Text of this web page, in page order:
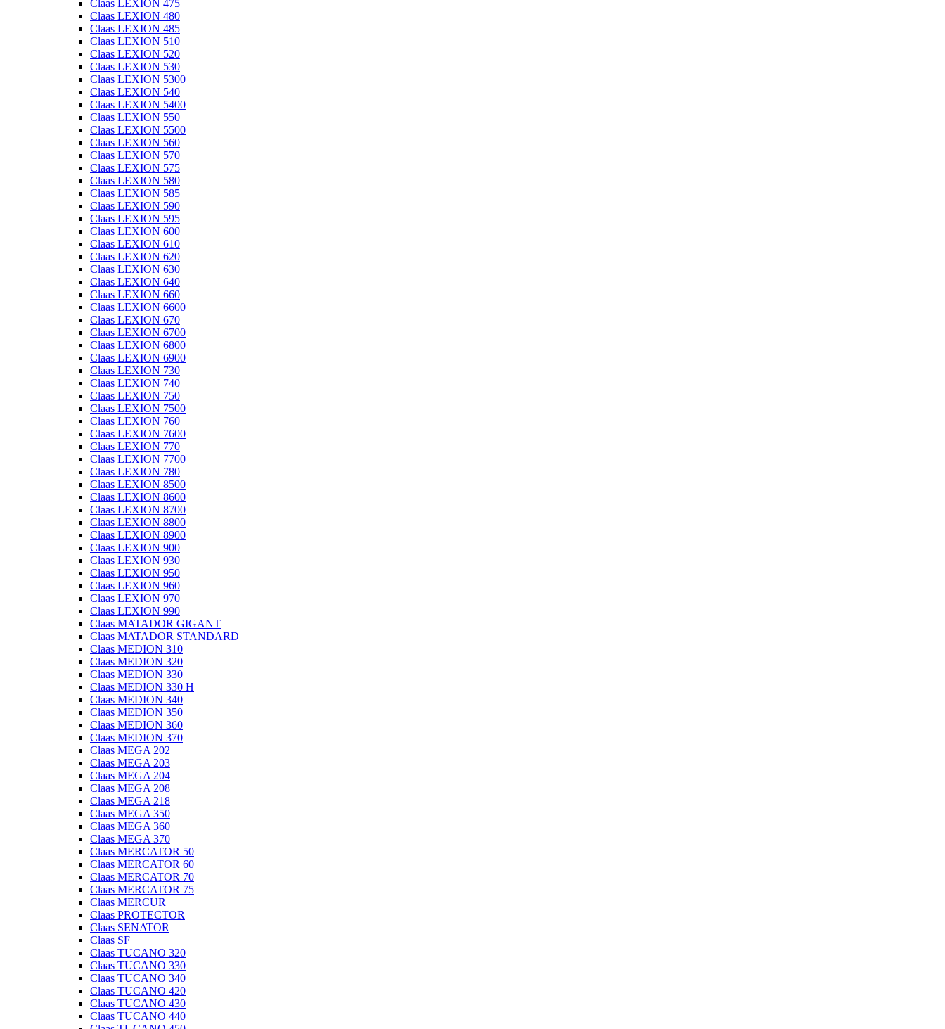
Claas LEXION 475
Claas LEXION 480
Claas LEXION 485
Claas LEXION 510
Claas LEXION 520
Claas LEXION 530
Claas LEXION 5300
Claas LEXION 540
Claas LEXION 5400
Claas LEXION 550
Claas LEXION 5500
Claas LEXION 560
Claas LEXION 570
Claas LEXION 575
Claas LEXION 580
Claas LEXION 585
Claas LEXION 590
Claas LEXION 595
Claas LEXION 600
Claas LEXION 610
Claas LEXION 620
Claas LEXION 630
Claas LEXION 640
Claas LEXION 660
Claas LEXION 6600
Claas LEXION 670
Claas LEXION 6700
Claas LEXION 6800
Claas LEXION 6900
Claas LEXION 730
Claas LEXION 740
Claas LEXION 750
Claas LEXION 7500
Claas LEXION 760
Claas LEXION 7600
Claas LEXION 770
Claas LEXION 7700
Claas LEXION 780
Claas LEXION 8500
Claas LEXION 8600
Claas LEXION 8700
Claas LEXION 8800
Claas LEXION 8900
Claas LEXION 900
Claas LEXION 930
Claas LEXION 950
Claas LEXION 960
Claas LEXION 970
Claas LEXION 990
Claas MATADOR GIGANT
Claas MATADOR STANDARD
Claas MEDION 310
Claas MEDION 320
Claas MEDION 330
Claas MEDION 330 H
Claas MEDION 340
Claas MEDION 350
Claas MEDION 360
Claas MEDION 370
Claas MEGA 202
Claas MEGA 203
Claas MEGA 204
Claas MEGA 208
Claas MEGA 218
Claas MEGA 350
Claas MEGA 360
Claas MEGA 370
Claas MERCATOR 50
Claas MERCATOR 60
Claas MERCATOR 70
Claas MERCATOR 75
Claas MERCUR
Claas PROTECTOR
Claas SENATOR
Claas SF
Claas TUCANO 320
Claas TUCANO 330
Claas TUCANO 340
Claas TUCANO 420
Claas TUCANO 430
Claas TUCANO 440